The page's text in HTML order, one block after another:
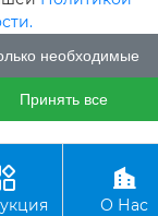

О Нас
необходимые
Принять все